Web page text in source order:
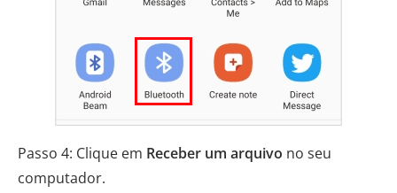
Passo 4: Clique em Receber um arquivo no seu
computador.